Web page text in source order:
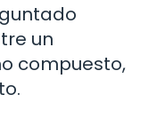
un
compuesto,